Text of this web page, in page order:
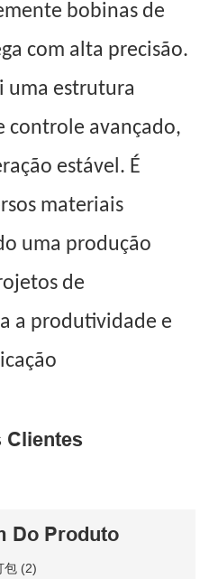
bobinas de
com alta precisão.
uma estrutura
controle avançado,
estável. É
materiais
uma produção
de
a produtividade e
Clientes
Do Produto